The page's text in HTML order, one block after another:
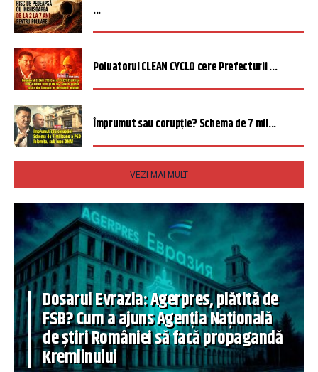
...
Poluatorul CLEAN CYCLO cere Prefecturii ...
Împrumut sau corupție? Schema de 7 mil...
VEZI MAI MULT
Dosarul Evrazia: Agerpres, plătită de
FSB? Cum a ajuns Agenția Națională
de știri României să facă propagandă
Kremlinului